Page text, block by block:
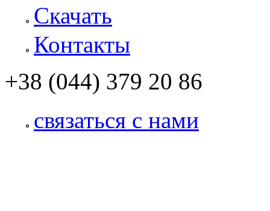
Скачать
Контакты
+38 (044) 379 20 86
связаться с нами